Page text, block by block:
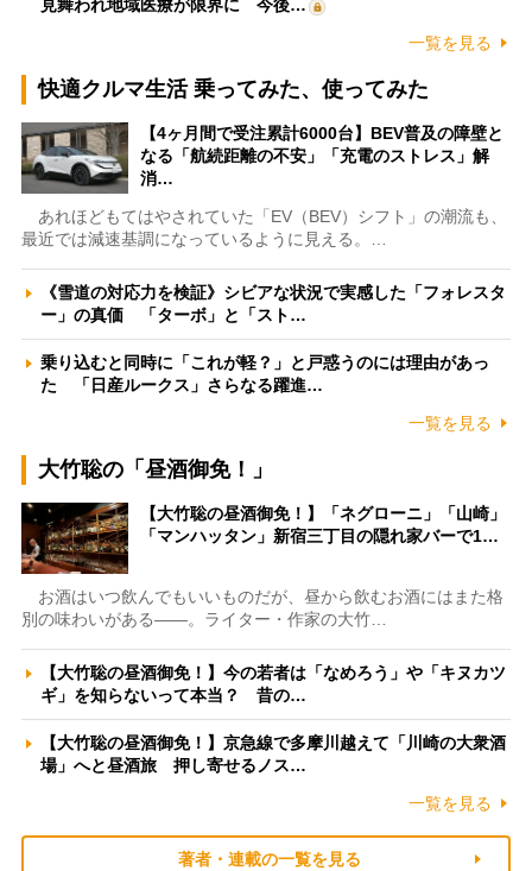
見舞われ地域医療が限界に 今後…
一覧を見る
快適クルマ生活 乗ってみた、使ってみた
【4ヶ月間で受注累計6000台】BEV普及の障壁と
なる「航続距離の不安」「充電のストレス」解
消…
あれほどもてはやされていた「EV（BEV）シフト」の潮流も、
最近では減速基調になっているように見える。…
《雪道の対応力を検証》シビアな状況で実感した「フォレスタ
ー」の真価 「ターボ」と「スト…
乗り込むと同時に「これが軽？」と戸惑うのには理由があっ
た 「日産ルークス」さらなる躍進…
一覧を見る
大竹聡の「昼酒御免！」
【大竹聡の昼酒御免！】「ネグローニ」「山崎」
「マンハッタン」新宿三丁目の隠れ家バーで1…
お酒はいつ飲んでもいいものだが、昼から飲むお酒にはまた格
別の味わいがある――。ライター・作家の大竹…
【大竹聡の昼酒御免！】今の若者は「なめろう」や「キヌカツ
ギ」を知らないって本当？ 昔の…
【大竹聡の昼酒御免！】京急線で多摩川越えて「川崎の大衆酒
場」へと昼酒旅 押し寄せるノス…
一覧を見る
著者・連載の一覧を見る